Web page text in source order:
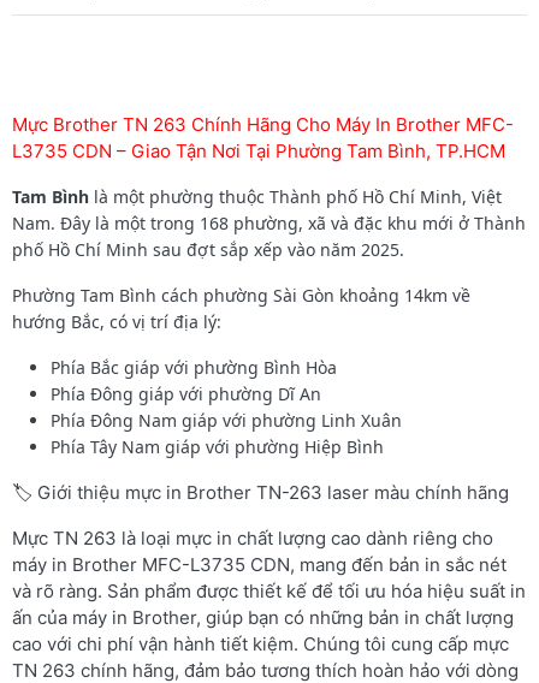
Mực Brother TN 263 Chính Hãng Cho Máy In Brother MFC-
L3735 CDN – Giao Tận Nơi Tại Phường Tam Bình, TP.HCM
Tam Bình là một phường thuộc Thành phố Hồ Chí Minh, Việt
Nam. Đây là một trong 168 phường, xã và đặc khu mới ở Thành
phố Hồ Chí Minh sau đợt sắp xếp vào năm 2025.
Phường Tam Bình cách phường Sài Gòn khoảng 14km về
hướng Bắc, có vị trí địa lý:
Phía Bắc giáp với phường Bình Hòa
Phía Đông giáp với phường Dĩ An
Phía Đông Nam giáp với phường Linh Xuân
Phía Tây Nam giáp với phường Hiệp Bình
🏷️ Giới thiệu mực in Brother TN-263 laser màu chính hãng
Mực TN 263 là loại mực in chất lượng cao dành riêng cho
máy in Brother MFC-L3735 CDN, mang đến bản in sắc nét
và rõ ràng. Sản phẩm được thiết kế để tối ưu hóa hiệu suất in
ấn của máy in Brother, giúp bạn có những bản in chất lượng
cao với chi phí vận hành tiết kiệm. Chúng tôi cung cấp mực
TN 263 chính hãng, đảm bảo tương thích hoàn hảo với dòng